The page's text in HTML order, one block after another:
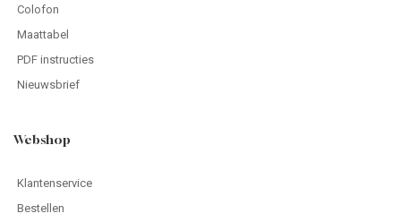
Colofon
Maattabel
PDF instructies
Nieuwsbrief
Webshop
Klantenservice
Bestellen